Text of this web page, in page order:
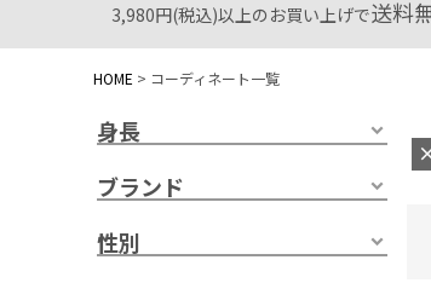
3,980円(税込)以上のお買い上げで送料
HOME コーディネート一覧
身長
ブランド
性別